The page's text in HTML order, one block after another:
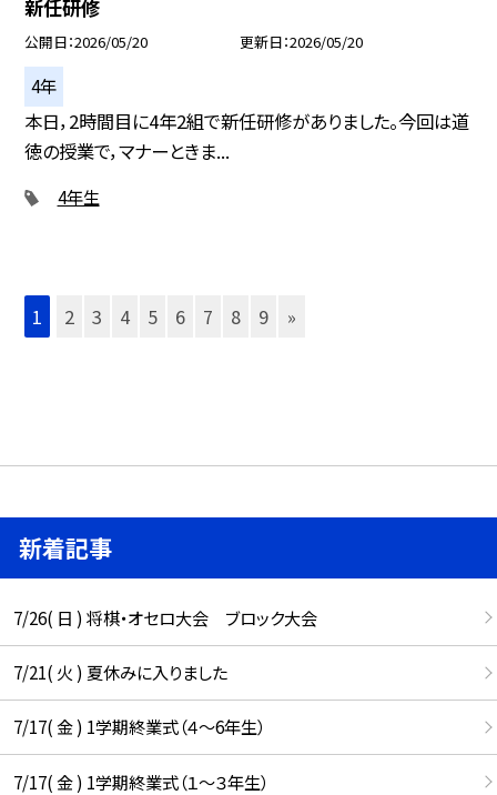
新任研修
公開日 2026/05/20 更新日 2026/05/20
4年
本日，2時間目に4年2組で新任研修がありました。今回は道
徳の授業で，マナーときま...
4年生
1 2 3 4 5 6 7 8 9 »
新着記事
7/26( 日 ) 将棋・オセロ大会 ブロック大会
7/21( 火 ) 夏休みに入りました
7/17( 金 ) 1学期終業式（４～6年生）
7/17( 金 ) 1学期終業式（１～３年生）